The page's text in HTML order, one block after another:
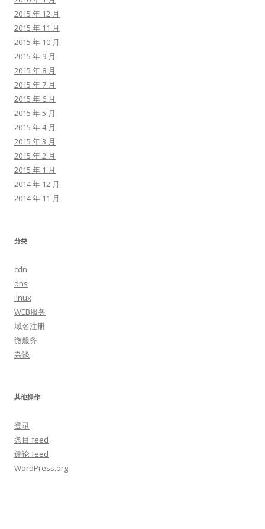
2015 年 12 月
2015 年 11 月
2015 年 10 月
2015 年 9 月
2015 年 8 月
2015 年 7 月
2015 年 6 月
2015 年 5 月
2015 年 4 月
2015 年 3 月
2015 年 2 月
2015 年 1 月
2014 年 12 月
2014 年 11 月
分类
cdn
dns
linux
WEB服务
域名注册
微服务
杂谈
其他操作
登录
条目 feed
评论 feed
WordPress.org